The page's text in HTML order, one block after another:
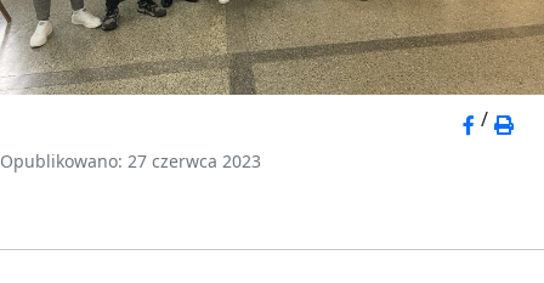
/
Opublikowano: 27 czerwca 2023